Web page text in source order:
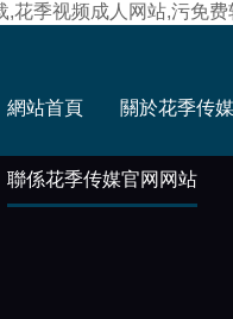
花季视频成人网站,污免
網站首頁 關於花季传
聯係花季传媒官网网站